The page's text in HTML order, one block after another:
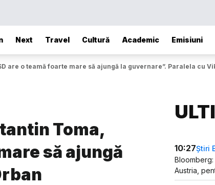
Next Travel Cultură Academic Emisiuni
are o teamă foarte mare să ajungă la guvernare”. Paralela cu
Toma,
să ajungă
10:27Știri
Austria,